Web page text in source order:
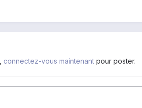
connectez-vous maintenant pour poster.